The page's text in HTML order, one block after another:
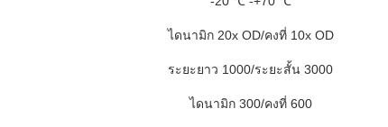
ไดนามิก 20x OD/คงที่ 10x OD
ระยะยาว 1000/ระยะสั้น 3000
ไดนามิก 300/คงที่ 600